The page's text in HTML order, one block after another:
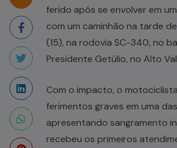
ferido após se envolver em
com um caminhão na tarde
(15), na rodovia SC-340, no
Presidente Getúlio, no Alto
Com o impacto, o
ferimentos graves em uma
apresentando sangramento
recebeu os primeiros